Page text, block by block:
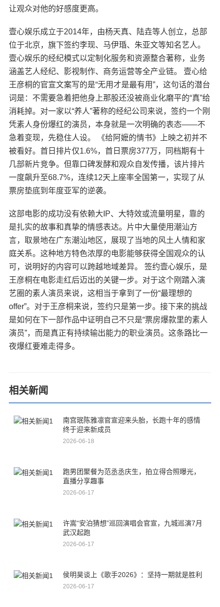
让观众对他的好感度更高。
壹心娱乐成立于2014年，由杨天真、陆垚等人创立，总部
位于北京，旗下签约李现、马伊琘、朱亚文等知名艺人。
壹心娱乐的经纪模式以定制化服务和资源整合著称，业务
涵盖艺人经纪、影视制作、商务运营等全产业链。 壹心给
王彦桐的官宣文案写的是“无用才是最有用”，这句话的潜台
词是：不需要急着把他身上那股还没被商业化磨平的“真”给
消耗掉。对一家以“养人”著称的经纪公司来说，签约一个刚
凭素人身份爆红的演员，本身就是一次明确的表态——不
急着变现，先稳住人设。 《给阿嬷的情书》上映之初并不
被看好。首日排片仅1.6%，首日票房377万，同档期有十
几部新片竞争。但靠口碑发酵和观众自发传播，该片排片
一度飙升至68.7%，连续12天上座率全国第一，实现了从
票房垫底到年度亚军的逆袭。
这部电影的成功没有依赖大IP、大特效或流量明星，靠的
是扎实的故事和真挚的情感表达。片中大量使用潮汕方
言，取景地在广东潮汕地区，展现了当地的风土人情和家
庭关系。这种地方特色浓厚的电影能够获得全国观众的认
可，说明好的内容可以跨越地域差异。 签约壹心娱乐，是
王彦桐在电影走红后迈出的关键一步。对于这个刚踏入演
艺圈的素人演员来说，这相当于拿到了一份“最理想的
offer”。对于王彦桐来说，签约只是第一步。接下来的挑战
是如何在下一部作品中证明自己不只是“票房爆款里的素人
演员”，而是真正有持续输出能力的职业演员。这条路比一
夜爆红要难走得多。
相关新闻
南宫珉陈雅凛官宣迎来头胎，长跑十年的感情
终于迎来新成员
2026-06-18
跑男团聚餐为范丞丞庆生，拍立得合照曝光，
直播分享趣事
2026-06-17
许嵩“安泊猜想”巡回演唱会官宣，九城巡演7月
武汉起跑
2026-06-17
侯明昊谈上《歌手2026》：坚持一期就是胜利
2026-06-17